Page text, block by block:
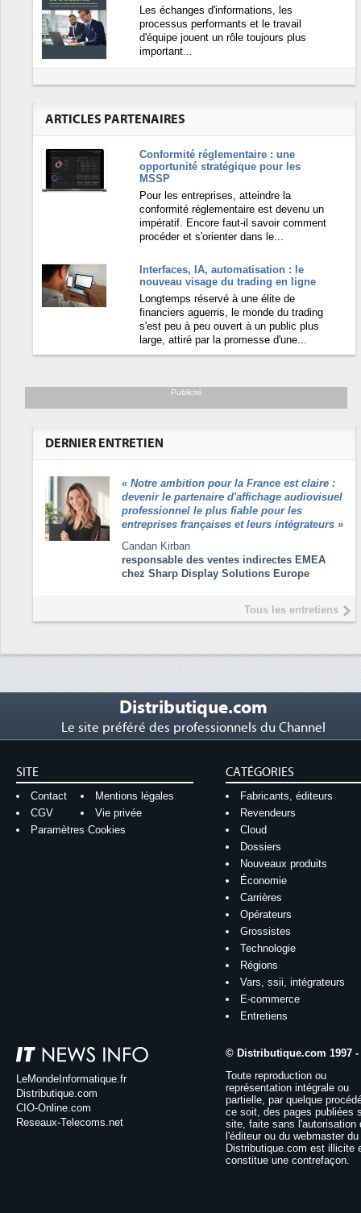
Les échanges d'informations, les
processus performants et le travail
d'équipe jouent un rôle toujours plus
important...
ARTICLES PARTENAIRES
Conformité réglementaire : une
opportunité stratégique pour les
MSSP
Pour les entreprises, atteindre la
conformité réglementaire est devenu un
impératif. Encore faut-il savoir comment
procéder et s'orienter dans le...
Interfaces, IA, automatisation : le
nouveau visage du trading en ligne
Longtemps réservé à une élite de
financiers aguerris, le monde du trading
s'est peu à peu ouvert à un public plus
large, attiré par la promesse d'une...
Publicité
DERNIER ENTRETIEN
« Notre ambition pour la France est claire :
devenir le partenaire d'affichage audiovisuel
professionnel le plus fiable pour les
entreprises françaises et leurs intégrateurs »
Candan Kirban
responsable des ventes indirectes EMEA
chez Sharp Display Solutions Europe
Tous les entretiens
Distributique.com
Le site préféré des professionnels du Channel
SITE
Contact
Mentions légales
CGV
Vie privée
Paramètres Cookies
CATÉGORIES
Fabricants, éditeurs
Revendeurs
Cloud
Dossiers
Nouveaux produits
Économie
Carrières
Opérateurs
Grossistes
Technologie
Régions
Vars, ssii, intégrateurs
E-commerce
Entretiens
LeMondeInformatique.fr
Distributique.com
CIO-Online.com
Reseaux-Telecoms.net
© Distributique.com 1997 -
Toute reproduction ou
représentation intégrale ou
partielle, par quelque
ce soit, des pages publiées
site, faite sans l'autorisation
l'éditeur ou du webmaster
Distributique.com est illicite
constitue une contrefaçon.